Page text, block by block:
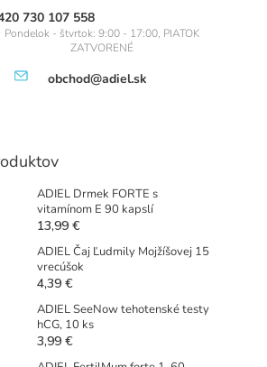
730 107 558
Pondelok - štvrtok: 9:00 - 17:00, PIATOK
ZATVORENÉ
obchod@adiel.sk
ADIEL Drmek FORTE s
vitamínom E 90 kapslí
13,99 €
ADIEL Čaj Ľudmily Mojžíšovej 15
vrecúšok
4,39 €
ADIEL SeeNow tehotenské testy
hCG, 10 ks
3,99 €